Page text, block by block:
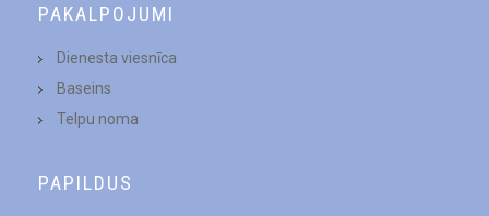
PAKALPOJUMI
Dienesta viesnīca
Baseins
Telpu noma
PAPILDUS